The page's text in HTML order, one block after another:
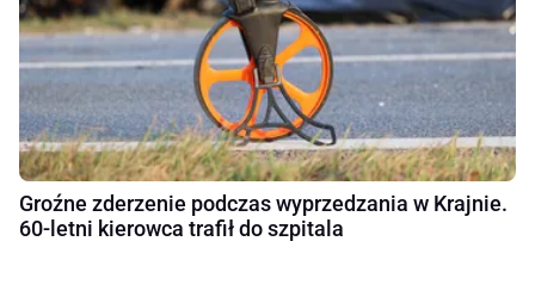
Groźne zderzenie podczas wyprzedzania w Krajnie.
60-letni kierowca trafił do szpitala